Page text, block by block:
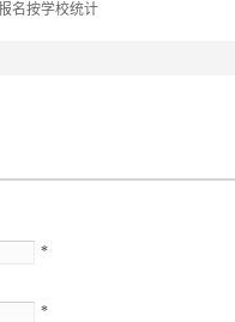
名按学校统计
*
*